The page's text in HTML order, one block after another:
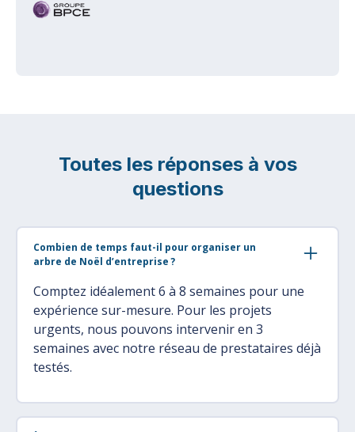
Toutes les réponses à vos
questions
Combien de temps faut-il pour organiser un
arbre de Noël d’entreprise ?
Comptez idéalement 6 à 8 semaines pour une
expérience sur-mesure. Pour les projets
urgents, nous pouvons intervenir en 3
semaines avec notre réseau de prestataires déjà
testés.